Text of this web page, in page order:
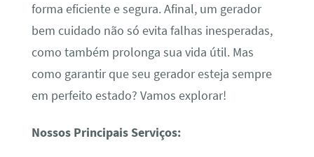
forma eficiente e segura. Afinal, um gerador
bem cuidado não só evita falhas inesperadas,
como também prolonga sua vida útil. Mas
como garantir que seu gerador esteja sempre
em perfeito estado? Vamos explorar!
Nossos Principais Serviços: